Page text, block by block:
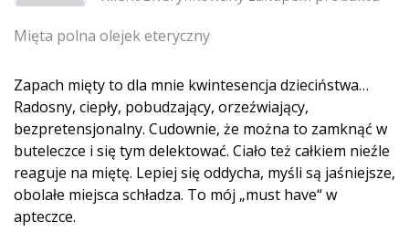
Mięta polna olejek eteryczny
Zapach mięty to dla mnie kwintesencja dzieciństwa…
Radosny, ciepły, pobudzający, orzeźwiający,
bezpretensjonalny. Cudownie, że można to zamknąć w
buteleczce i się tym delektować. Ciało też całkiem nieźle
reaguje na miętę. Lepiej się oddycha, myśli są jaśniejsze,
obolałe miejsca schładza. To mój „must have“ w
apteczce.